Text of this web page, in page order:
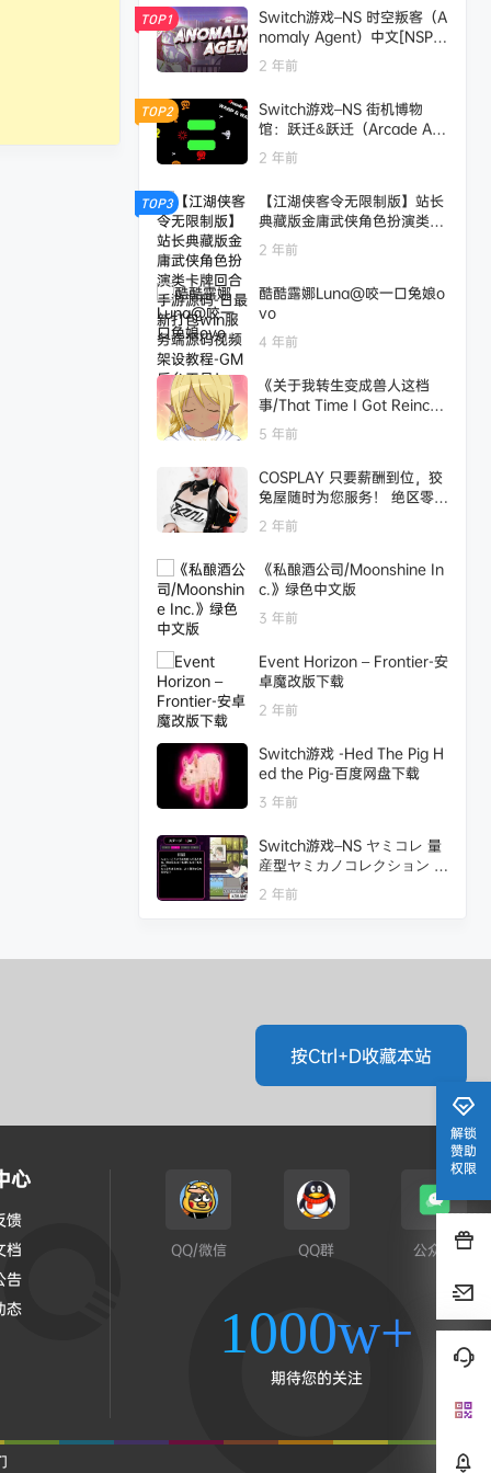
TOP1
Switch游戏–NS 时空叛客（A
nomaly Agent）中文[NSP],
百度云下载
2 年前
TOP2
Switch游戏–NS 街机博物
馆：跃迁&跃迁（Arcade Arc
hives: Warp & Warp）[NS
P],百度云下载
2 年前
TOP3
【江湖侠客令无限制版】站长
典藏版金庸武侠角色扮演类卡
牌回合手游源码-日最新打包w
in服务端源码视频架设教程-G
2 年前
酷酷露娜Luna@咬一口兔娘o
vo
4 年前
《关于我转生变成兽人这档
事/That Time I Got Reincar
nated as an Orc》免安装版|
迅雷百度云下载
5 年前
COSPLAY 只要薪酬到位，狡
兔屋随时为您服务！ 绝区零
妮可@冉冉不甜v
2 年前
《私酿酒公司/Moonshine In
c.》绿色中文版
3 年前
Event Horizon – Frontier-安
卓魔改版下载
2 年前
Switch游戏 -Hed The Pig H
ed the Pig-百度网盘下载
3 年前
Switch游戏–NS ヤミコレ 量
産型ヤミカノコレクション ー
ドキッと胸キュン地雷系ヤン
デレ女子恋愛ギャルゲーー[N
2 年前
解锁
赞助
权限
按Ctrl+D收藏本站
心
馈
档
告
态
QQ/微信 QQ群 公众号
1000w+
期待您的关注